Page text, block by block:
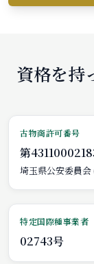
資格を持
古物商許可番号
第
埼玉県公安委員
特定国際種事業者
02743号